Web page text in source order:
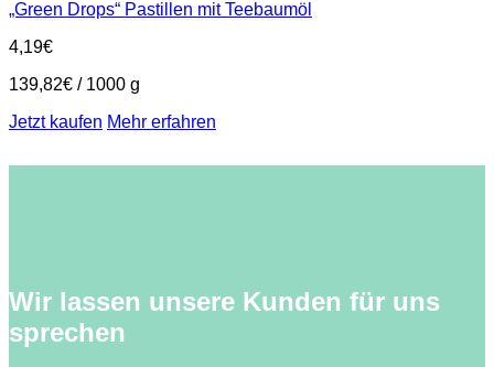
„Green Drops“ Pastillen mit Teebaumöl
4,19€
139,82€ / 1000 g
Jetzt kaufen Mehr erfahren
Wir lassen unsere Kunden für uns
sprechen